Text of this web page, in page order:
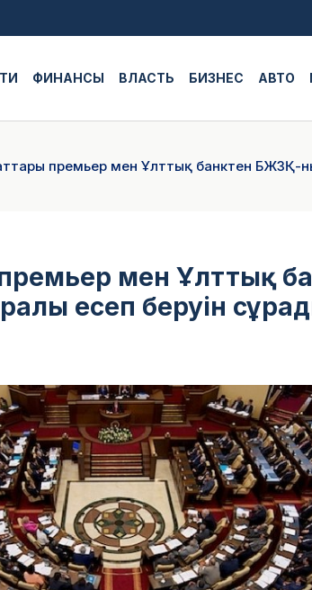
ФИНАНСЫ ВЛАСТЬ БИЗНЕС АВТО
премьер мен Ұлттық банктен БЖЗҚ-
премьер мен Ұлттық
есеп беруін